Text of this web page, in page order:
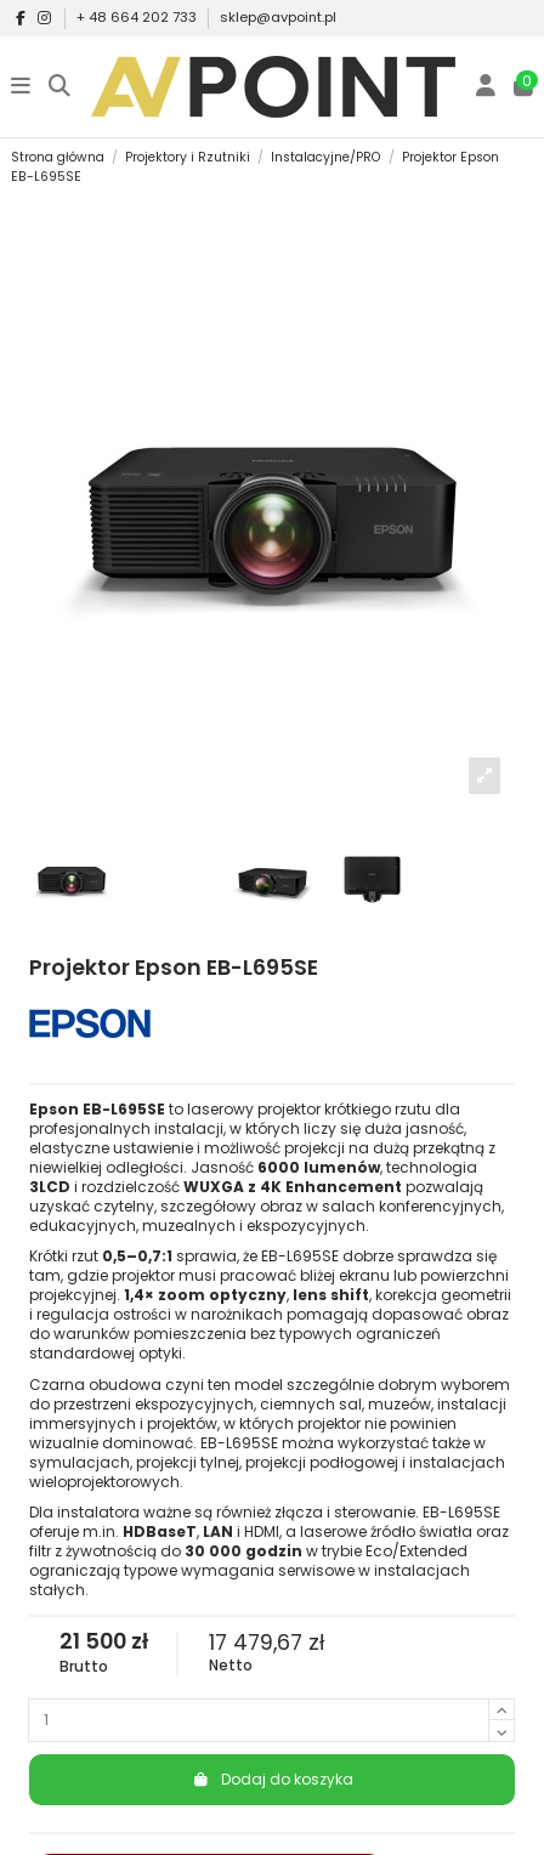
+ 48 664 202 733 sklep@avpoint.pl
0
Strona główna Projektory i Rzutniki Instalacyjne/PRO
Projektor Epson
EB-L695SE
Projektor Epson EB-L695SE
Epson EB-L695SE to laserowy projektor krótkiego rzutu dla
profesjonalnych instalacji, w których liczy się duża jasność,
elastyczne ustawienie i możliwość projekcji na dużą przekątną z
niewielkiej odległości. Jasność 6000 lumenów, technologia
3LCD i rozdzielczośćWUXGA z 4K Enhancement pozwalają
uzyskać czytelny, szczegółowy obraz w salach konferencyjnych,
edukacyjnych, muzealnych i ekspozycyjnych.
Krótki rzut 0,5–0,7:1 sprawia, że EB-L695SE dobrze sprawdza się
tam, gdzie projektor musi pracować bliżej ekranu lub powierzchni
projekcyjnej. 1,4× zoom optyczny, lens shift, korekcja geometrii
i regulacja ostrości w narożnikach pomagają dopasować obraz
do warunków pomieszczenia bez typowych ograniczeń
standardowej optyki.
Czarna obudowa czyni ten model szczególnie dobrym wyborem
do przestrzeni ekspozycyjnych, ciemnych sal, muzeów, instalacji
immersyjnych i projektów, w których projektor nie powinien
wizualnie dominować. EB-L695SE można wykorzystać także w
symulacjach, projekcji tylnej, projekcji podłogowej i instalacjach
wieloprojektorowych.
Dla instalatora ważne są również złącza i sterowanie. EB-L695SE
oferuje m.in. HDBaseT, LAN i HDMI, a laserowe źródło światła oraz
filtr z żywotnością do 30 000 godzin w trybie Eco/Extended
ograniczają typowe wymagania serwisowe w instalacjach
stałych.
21 500 zł
Brutto
17 479,67 zł
Netto
Dodaj do koszyka